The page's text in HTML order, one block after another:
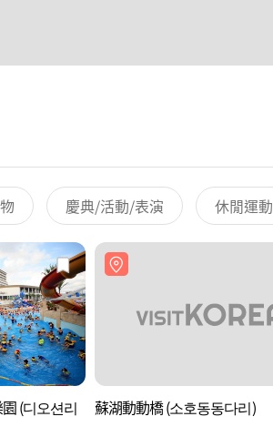
慶典/活動/表演 休閒運動
(디오션리
蘇湖動動橋 (소호동동다리)